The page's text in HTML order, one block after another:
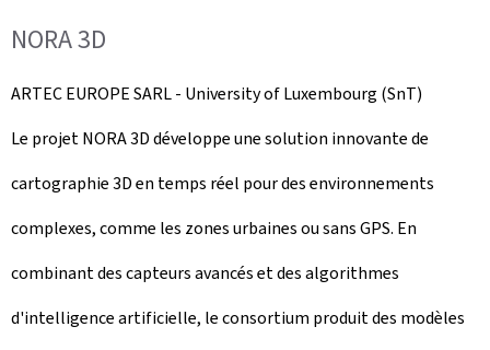
NORA 3D
ARTEC EUROPE SARL - University of Luxembourg (SnT)
Le projet NORA 3D développe une solution innovante de
cartographie 3D en temps réel pour des environnements
complexes, comme les zones urbaines ou sans GPS. En
combinant des capteurs avancés et des algorithmes
d'intelligence artificielle, le consortium produit des modèles